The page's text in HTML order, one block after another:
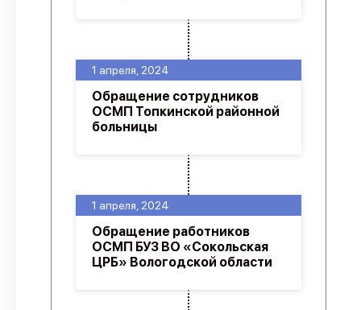
1 апреля, 2024
Обращение работников
ОСМП БУЗ ВО «Сокольская
ЦРБ» Вологодской области
1 апреля, 2024
Обращение сотрудников
ОСМП Топкинской районной
больницы